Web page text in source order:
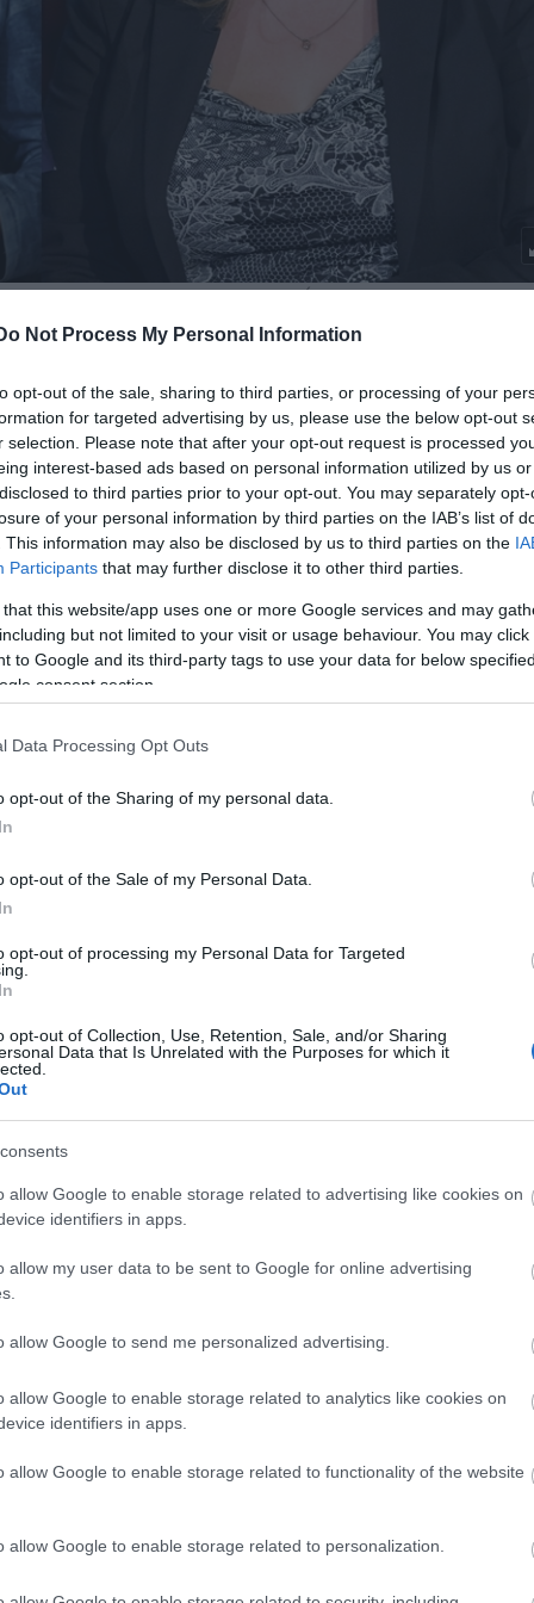
Not Process My Personal Information
opt-out of the sale, sharing to third parties, or processing of your
for targeted advertising by us, please use the below opt-out
selection. Please note that after your opt-out request is processed
interest-based ads based on personal information utilized by us
to third parties prior to your opt-out. You may separately
of your personal information by third parties on the IAB’s list of
This information may also be disclosed by us to third parties on the
Participants that may further disclose it to other third parties.
that this website/app uses one or more Google services and may
but not limited to your visit or usage behaviour. You may
to Google and its third-party tags to use your data for below
consent section.
Data Processing Opt Outs
opt-out of the Sharing of my personal data.
opt-out of the Sale of my Personal Data.
opt-out of processing my Personal Data for Targeted
opt-out of Collection, Use, Retention, Sale, and/or Sharing
Data that Is Unrelated with the Purposes for which it
allow Google to enable storage related to advertising like cookies on
identifiers in apps.
allow my user data to be sent to Google for online advertising
allow Google to send me personalized advertising.
allow Google to enable storage related to analytics like cookies on
identifiers in apps.
allow Google to enable storage related to functionality of the website
allow Google to enable storage related to personalization.
vezetője (fotók: Bánhalmi Árpád)
sorhoz: Dékány Barnabás
előadást. Az apa és lánya 20 év utáni találkozását
Andrásszerepelnek, a rendező mentora
Filmművészeti Egyetem fizikai színházi
Mamet darabjának fordítását Zsigó Anna
szerelem történetecímű előadásának bemutatójára
regényéből készülő előadás egy szinte gyermek
találkozását és viszonyát meséli el. A női
Györgyjátssza, a rendező mentoraBagossy
pályamű, szintén először lesz látható magyar
tavasszal egy harmadik előadás is csatlakozik
Gerencsér Anna versszínházi koncepciója ugyan
a pályamunka megvalósítását mind a Bethlen
április 11-én, a költészet napján mutatják be
prózai rezidens társulata, a Spirita
alkotó
visznek színpadra. A 2017/18-as évadban
) és három új bemutatóval jelentkeznek.
14-én a
be új előadásukat.